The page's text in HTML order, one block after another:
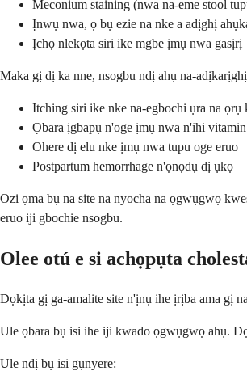
Meconium staining (nwa na-eme stool
Ịnwụ nwa, ọ bụ ezie na nke a adịghị
Ịchọ nlekọta siri ike mgbe ịmụ nwa gasịrị
Maka gị dị ka nne, nsogbu ndị ahụ na-
Itching siri ike nke na-egbochi ụra na ọrụ
Ọbara ịgbapụ n'oge ịmụ nwa n'ihi
Ohere dị elu nke ịmụ nwa tupu oge eruo
Postpartum hemorrhage n'ọnọdụ dị ụkọ
Ozi ọma bụ na site na nyocha na ọgwụgwọ
eruo iji gbochie nsogbu.
Olee otú e si achọpụta
Dọkịta gị ga-amalite site n'ịnụ ihe ịrịba ama gị
Ule ọbara bụ isi ihe iji kwado ọgwụgwọ ahụ.
Ule ndị bụ isi gụnyere: